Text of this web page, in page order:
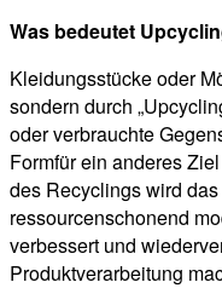
Was bedeutet
Kleidungsstücke oder
sondern durch
oder verbrauchte
Formfür ein anderes
des Recyclings wird das
ressourcenschonend
verbessert und
Produktverarbeitung